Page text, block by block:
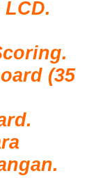
(35